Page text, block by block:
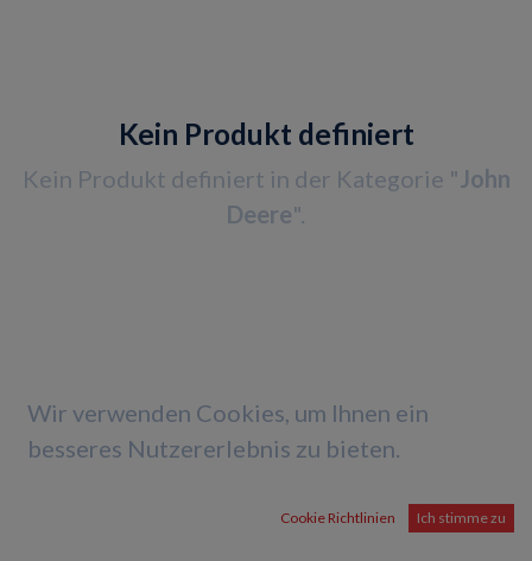
Kein Produkt definiert
Kein Produkt definiert in der Kategorie " John
Deere".
Wir verwenden Cookies, um Ihnen ein
besseres Nutzererlebnis zu bieten.
Cookie Richtlinien Ich stimme zu